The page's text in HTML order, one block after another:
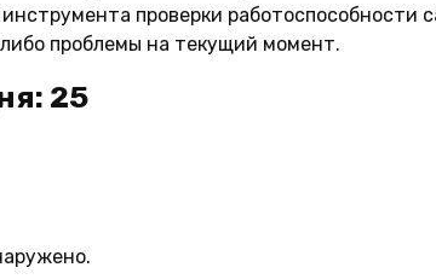
проверки
проблемы на текущий момент.
25